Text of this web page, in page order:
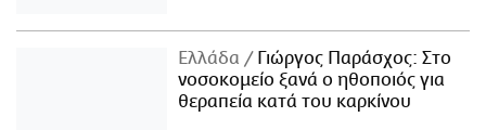
Ελλάδα
Γιώργος Παράσχος: Στο
νοσοκομείο ξανά ο ηθοποιός για
θεραπεία κατά του καρκίνου